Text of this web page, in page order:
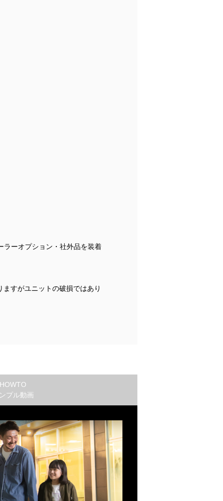
ーオプション・社外品を装着
すがユニットの破損ではあり
プル動画